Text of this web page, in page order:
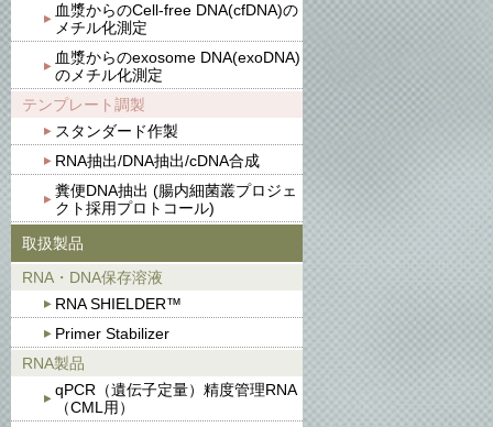
血漿からのCell-free DNA(cfDNA)の
メチル化測定
血漿からのexosome DNA(exoDNA)
のメチル化測定
テンプレート調製
スタンダード作製
RNA抽出/DNA抽出/cDNA合成
糞便DNA抽出 (腸内細菌叢プロジェ
クト採用プロトコール)
取扱製品
RNA・DNA保存溶液
RNA SHIELDER™
Primer Stabilizer
RNA製品
qPCR（遺伝子定量）精度管理RNA
（CML用）